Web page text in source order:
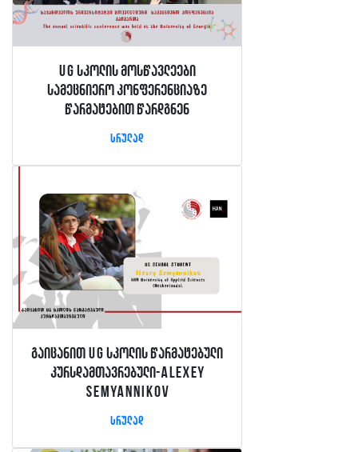
UG სკოლის მოსწავლეები
სამეცნიერო კონფერენციაზე
წარმატებით წარდგნენ
სრულად
გაიცანით UG სკოლის წარმატებული
კურსდამთავრებული-Alexey
Semyannikov
სრულად